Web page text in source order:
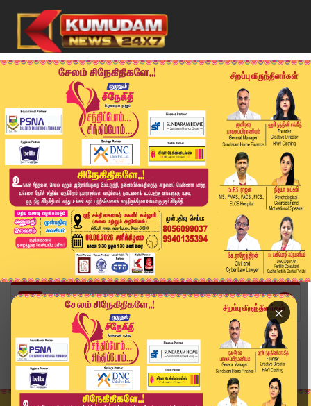
×
Home
தமிழ்நாடு
இராமேஸ்வரம் மீனவர்கள் 8 பேர் கைது.. ஜூலை 3 வரை ...